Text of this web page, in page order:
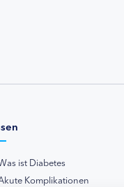
ist Diabetes
Komplikationen